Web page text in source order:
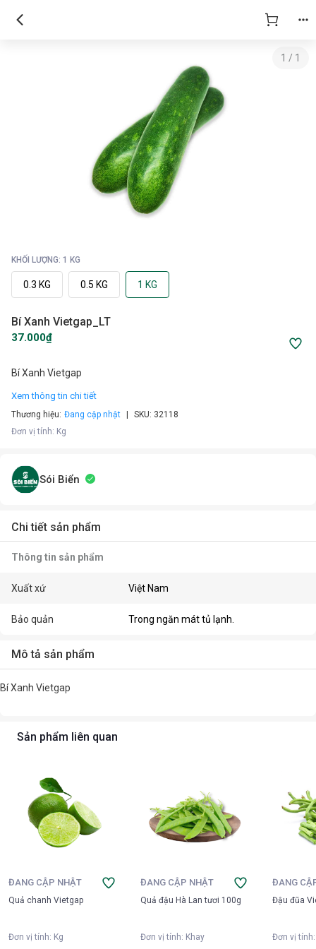
1 / 1
KHỐI LƯỢNG: 1 KG
0.3 KG 0.5 KG 1 KG
Bí Xanh Vietgap_LT
37.000₫
Bí Xanh Vietgap
Xem thông tin chi tiết
Thương hiệu: Đang cập nhật SKU: 32118
Đơn vị tính: Kg
Sói Biển
Chi tiết sản phẩm
Thông tin sản phẩm
Xuất xứ Việt Nam
Bảo quản Trong ngăn mát tủ lạnh.
Mô tả sản phẩm
Bí Xanh Vietgap
Sản phẩm liên quan
ĐANG CẬP NHẬT
Quả chanh Vietgap
Đơn vị tính: Kg
ĐANG CẬP NHẬT
Quả đậu Hà Lan tươi 100g
Đơn vị tính: Khay
ĐANG
Đậu đũa
Đơn vị tính